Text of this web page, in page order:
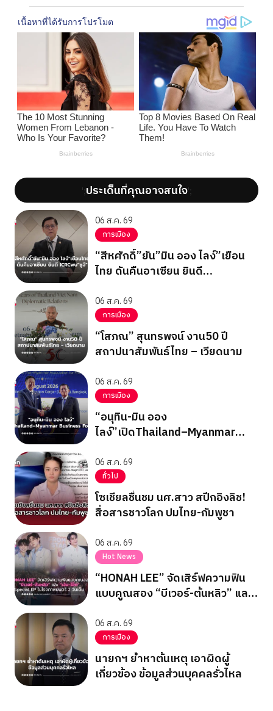
';ประเด็นที่คุณอาจสนใจ';
06 ส.ค. 69
การเมือง
“สีหศักดิ์”ยัน”มิน ออง ไลง์”เยือน
ไทย ดันคืนอาเซียน ยินดี
06 ส.ค. 69
การเมือง
“โสภณ” สุนทรพจน์ งาน50 ปี
สถาปนาสัมพันธ์ไทย – เวียดนาม
06 ส.ค. 69
การเมือง
“อนุทิน-มิน ออง
ไลง์”เปิดThailand–Myanmar
06 ส.ค. 69
ทั่วไป
โซเชียลชื่นชม นศ.สาว สปีกอิงลิช!
สื่อสารชาวโลก ปมไทย-กัมพูชา
06 ส.ค. 69
Hot News
“HONAH LEE” จัดเสิร์ฟความฟิน
แบบคูณสอง “บีเวอร์-ต้นหลิว” และ
ภาพยนตร์ 2 วันเต็ม
06 ส.ค. 69
การเมือง
นายกฯ ย้ำหาต้นเหตุ เอาผิดผู้
เกี่ยวข้อง ข้อมูลส่วนบุคคลรั่วไหล